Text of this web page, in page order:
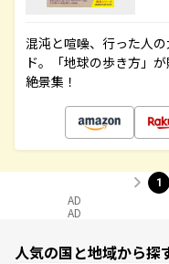
混沌と喧噪、行った人
ド。「地球の歩き方」
絶景集！
1
AD
AD
人気の国と地域から探